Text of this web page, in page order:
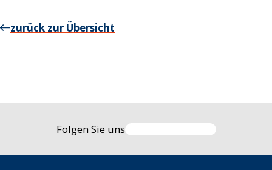
zurück zur Übersicht
Folgen Sie uns